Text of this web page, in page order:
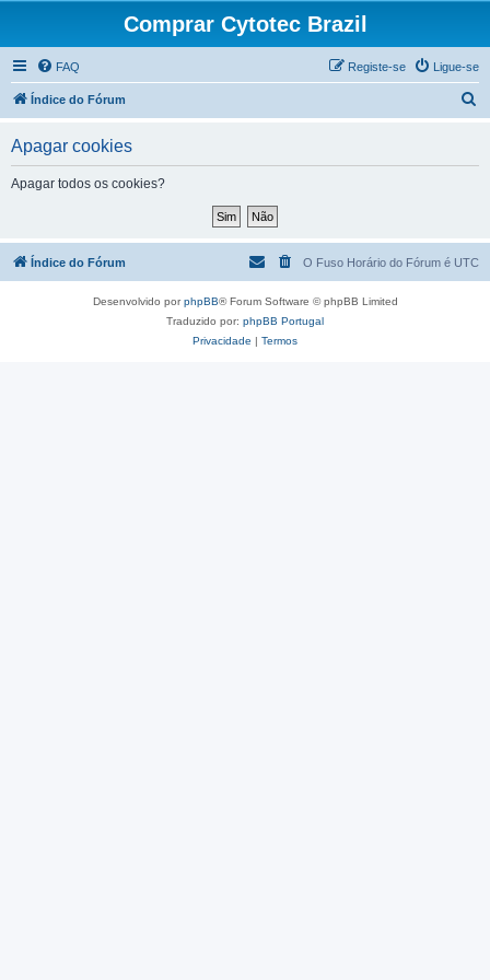
Comprar Cytotec Brazil
FAQ Ligue-se
Registe-se
Índice do Fórum
a
Apagar cookies
Apagar todos os cookies?
Índice do Fórum O Fuso Horário do Fórum é UTC
Desenvolvido porphpBB® Forum Software © phpBB Limited
Traduzido por: phpBB Portugal
Privacidade | Termos